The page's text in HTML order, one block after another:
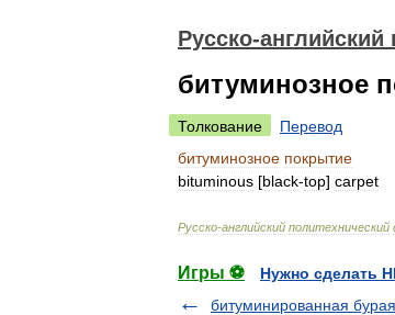
Русско-
битуминозное
Толкование
Перевод
битуминозное покрытие
bituminous [black-top] carpet
Русско-английский политехнический
Игры ⚽
Нужно сделать
битуминированная